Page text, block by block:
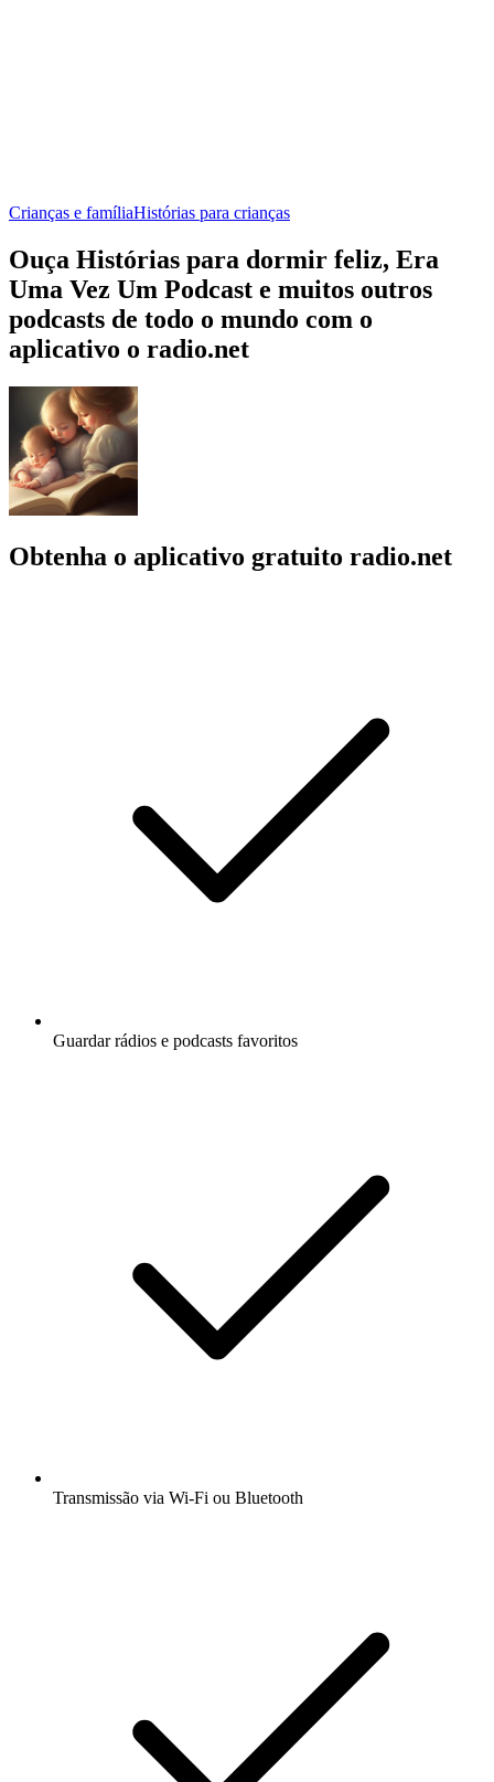
Crianças e famíliaHistórias para crianças
Ouça Histórias para dormir feliz, Era
Uma Vez Um Podcast e muitos outros
podcasts de todo o mundo com o
aplicativo o radio.net
Obtenha o aplicativo gratuito radio.net
Guardar rádios e podcasts favoritos
Transmissão via Wi-Fi ou Bluetooth